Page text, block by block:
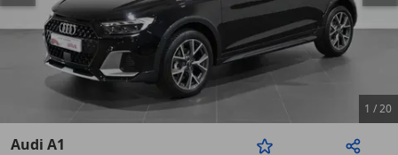
1 /20
Audi A1